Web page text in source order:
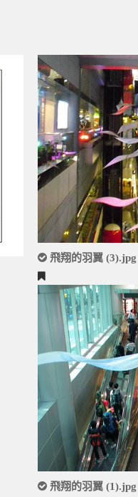
飛翔的羽翼 (3).jpg
飛翔的羽翼 (1).jpg